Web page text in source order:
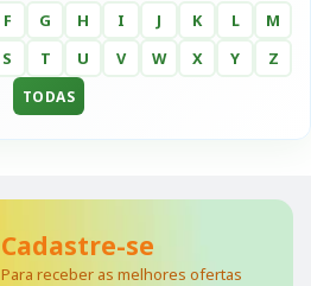
F G H I J K L
M
S T U V W X Y Z
TODAS
Cadastre-se
Para receber as melhores ofertas